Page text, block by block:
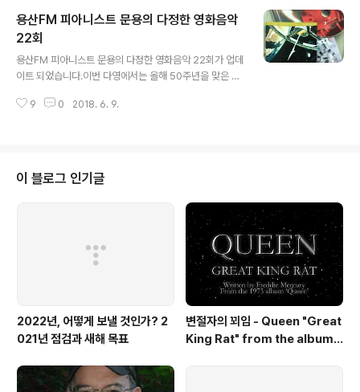
영화음악 23회를 들어보시기 바랍니다.댓글과 좋아요는
커다란 힘이 됩니다 :) 팟티: https://www.podty.me/e
pisode/14229933팟빵: http://www.podbbang.co
m/ch/7604?e=22638785
용산FM 피아니스트 문용의 다정한 영화음악
22회
용산FM 피아니스트 문용의 다정한 영화음악 22회가 업데
이트 되었습니다.이번 다영에서는 올해 50주년을 맞은 스
대해 이야기를 나눴습니다. 다정한 영화음악 22회 녹음은
ww.podty.me/episode/14229932팟빵: http://ww
w.podbbang.com/ch/7604?e=22626565
9 0 2018. 6. 9.
이 블로그 인기글
2022년, 어떻게 보낼 것인가? 2
021년 점검과 새해 목표
변절자의 꾀임 - Queen "Great
King Rat" from the album